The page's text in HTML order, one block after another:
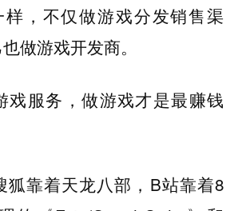
，不仅做游戏分发销售渠
做游戏开发商。
戏服务，做游戏才是最赚钱
狐靠着天龙八部，B站靠着8